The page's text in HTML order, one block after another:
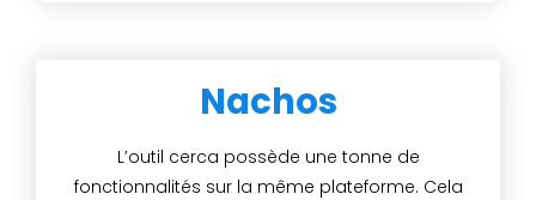
Nachos
L’outil cerca possède une tonne de
fonctionnalités sur la même plateforme. Cela